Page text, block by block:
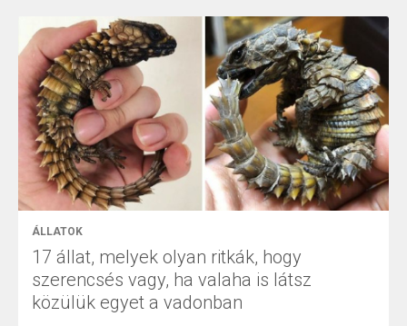
ÁLLATOK
17 állat, melyek olyan ritkák, hogy
szerencsés vagy, ha valaha is látsz
közülük egyet a vadonban